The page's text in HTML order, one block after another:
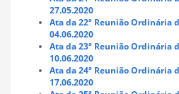
27.05.2020
Ata da 22ª Reunião Ordinária
04.06.2020
Ata da 23ª Reunião Ordinária
10.06.2020
Ata da 24ª Reunião Ordinária
17.06.2020